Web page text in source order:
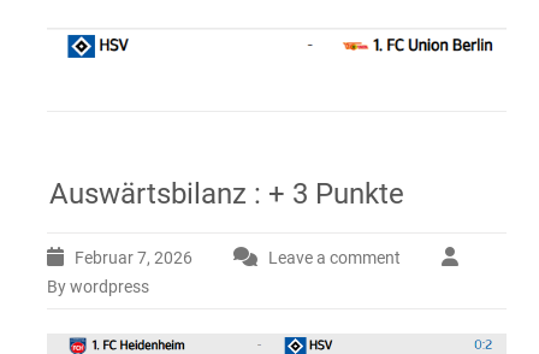
Auswärtsbilanz : + 3 Punkte
Februar 7, 2026
Leave a comment
By wordpress